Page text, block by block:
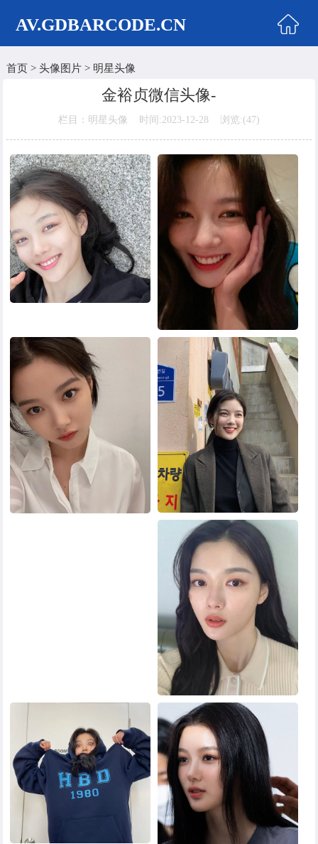
AV.GDBARCODE.CN
首页
女生头像
美女头像
男生头像
明星头像
卡通动漫
其他头像
首页> 头像图片> 明星头像
金裕贞微信头像-
栏目：明星头像 时间:2023-12-28 浏览:(47)